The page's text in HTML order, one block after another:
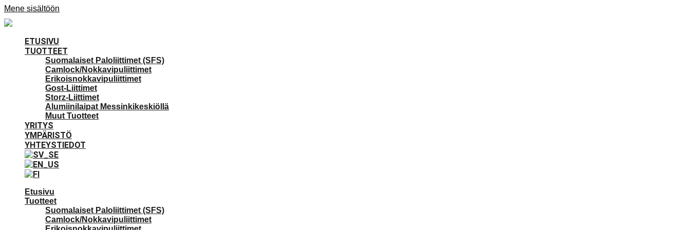
Mene sisältöön
ETUSIVU
TUOTTEET
Suomalaiset Paloliittimet (SFS)
Camlock/Nokkavipuliittimet
Erikoisnokkavipuliittimet
Gost-Liittimet
Storz-Liittimet
Alumiinilaipat Messinkikeskiöllä
Muut Tuotteet
YRITYS
YMPÄRISTÖ
YHTEYSTIEDOT
Etusivu
Tuotteet
Suomalaiset Paloliittimet (SFS)
Camlock/Nokkavipuliittimet